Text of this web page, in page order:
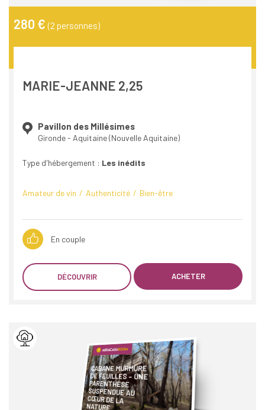
280 € (2 personnes)
MARIE-JEANNE 2,25
Pavillon des Millésimes
Gironde - Aquitaine (Nouvelle Aquitaine)
Type d'hébergement : Les inédits
Amateur de vin Authenticité Bien-être
En couple
DÉCOUVRIR ACHETER
CABANE MURMURE
DE FEUILLES – UNE
PARENTHÈSE
SUSPENDUE AU
CŒUR DE LA
NATURE